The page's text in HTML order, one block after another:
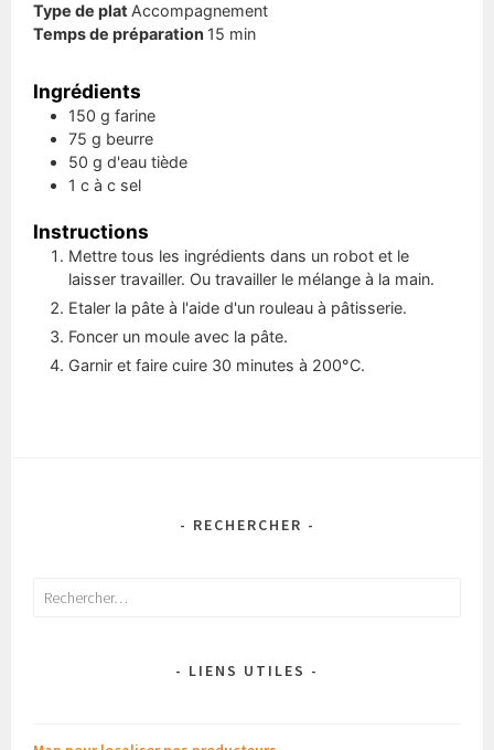
Type de plat Accompagnement
Temps de préparation 15 minutes
min
Ingrédients
150 g farine
75 g beurre
50 g d'eau tiède
1 c à c sel
Instructions
Mettre tous les ingrédients dans un robot et le
laisser travailler. Ou travailler le mélange à la main.
Etaler la pâte à l'aide d'un rouleau à pâtisserie.
Foncer un moule avec la pâte.
Garnir et faire cuire 30 minutes à 200°C.
- RECHERCHER -
Rechercher :
- LIENS UTILES -